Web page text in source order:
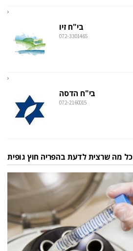
בי"ח זיו
072-3301465
בי"ח הדסה
072-2160015
כל מה שרצית לדעת בהפריה חוץ גופית